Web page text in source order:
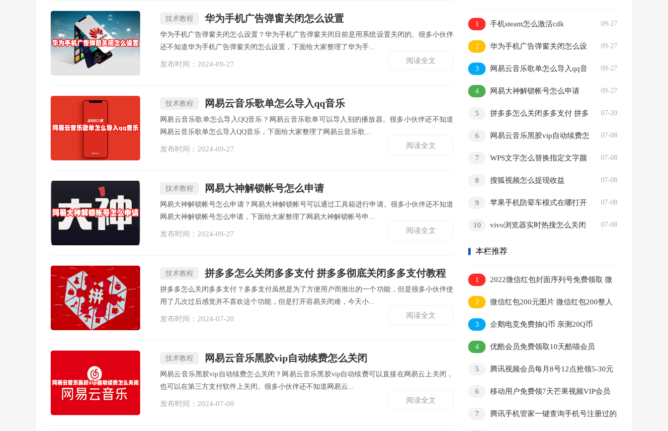
技术教程 华为手机广告弹窗关闭怎么设置
华为手机广告弹窗关闭怎么设置？华为手机广告弹窗关闭目前是用系统设置关闭的。很多小伙伴
还不知道华为手机广告弹窗关闭怎么设置，下面给大家整理了华为手...
发布时间： 2024-09-27 阅读全文
技术教程 网易云音乐歌单怎么导入qq音乐
网易云音乐歌单怎么导入QQ音乐？网易云音乐歌单可以导入别的播放器。很多小伙伴还不知道
网易云音乐歌单怎么导入QQ音乐，下面给大家整理了网易云音乐歌...
发布时间： 2024-09-27 阅读全文
技术教程 网易大神解锁帐号怎么申请
网易大神解锁帐号怎么申请？网易大神解锁帐号可以通过工具箱进行申请。很多小伙伴还不知道
网易大神解锁帐号怎么申请，下面给大家整理了网易大神解锁帐号申...
发布时间： 2024-09-27 阅读全文
技术教程 拼多多怎么关闭多多支付 拼多多彻底关闭多多支付教程
拼多多怎么关闭多多支付？多多支付虽然是为了方便用户而推出的一个功能，但是很多小伙伴使
用了几次过后感觉并不喜欢这个功能，但是打开容易关闭难，今天小...
发布时间： 2024-07-20 阅读全文
技术教程 网易云音乐黑胶vip自动续费怎么关闭
网易云音乐黑胶vip自动续费怎么关闭？网易云音乐黑胶vip自动续费可以直接在网易云上关闭，
也可以在第三方支付软件上关闭。很多小伙伴还不知道网易云...
发布时间： 2024-07-08 阅读全文
09-27
1 手机steam怎么激活cdk
09-27
2
华为手机广告弹窗关闭怎么设
置
09-27
3
网易云音乐歌单怎么导入qq音
乐
09-27
4 网易大神解锁帐号怎么申请
07-20
5
拼多多怎么关闭多多支付 拼多
07-08
6
网易云音乐黑胶vip自动续费怎
07-08
7
WPS文字怎么替换指定文字颜
07-08
8 搜狐视频怎么提现收益
07-08
9 苹果手机防晕车模式在哪打开
07-08
10 vivo浏览器实时热搜怎么关闭
本栏推荐
1
2022微信红包封面序列号免费领取 微
信红包封面2022免费领取时间
2
微信红包200元图片 微信红包200整人
表情包设置教程
3
企鹅电竞免费抽Q币 亲测20Q币
4 优酷会员免费领取10天酷喵会员
5
腾讯视频会员每月8号12点抢领5-30元
6
移动用户免费领7天芒果视频VIP会员
7
腾讯手机管家一键查询手机号注册过的